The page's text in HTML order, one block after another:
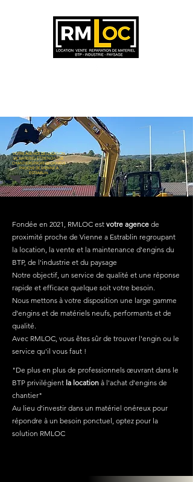
VOTRE AGENCE DE LOCATION
DE MATERIEL ET D'ENGINS DE
CHANTIERS PROFESSIONNELS
PROCHE DE VIENNE A
ESTRABLIN
Fondée en 2021, RMLOC est votre agence de
proximité proche de Vienne a Estrablin regroupant
la location, la vente et la maintenance d'engins du
BTP, de l'industrie et du paysage
Notre objectif, un service de qualité et une réponse
rapide et efficace quelque soit votre besoin.
Nous mettons à votre disposition une large gamme
d'engins et de matériels neufs, performants et de
qualité.
Avec RMLOC, vous êtes sûr de trouver l'engin ou le
service qu'il vous faut !
"De plus en plus de professionnels œuvrant dans le
BTP privilégient la location à l'achat d'engins de
chantier"
Au lieu d'investir dans un matériel onéreux pour
répondre à un besoin ponctuel, optez pour la
solution RMLOC